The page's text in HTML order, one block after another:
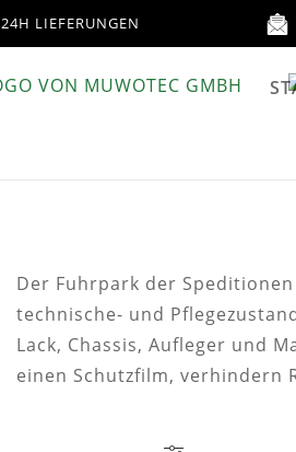
24H LIEFERUNGEN
Der Fuhrpark der
technische- und
Lack, Chassis, Aufleger und
einen Schutzfilm, verhindern